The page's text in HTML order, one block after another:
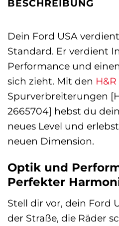
BESCHREIBUNG
Dein Ford USA
Standard. Er verdient
Performance und
sich zieht. Mit den
Spurverbreiterungen
2665704] hebst du
neues Level und
neuen Dimension.
Optik und
Perfekter
Stell dir vor, dein Ford
der Straße, die Räder